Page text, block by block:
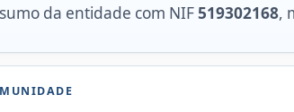
da entidade com NIF519302168,